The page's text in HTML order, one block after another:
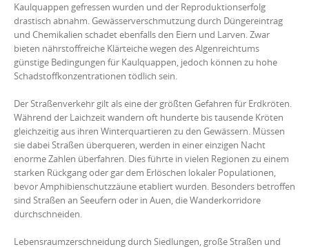
Kaulquappen gefressen wurden und der Reproduktionserfolg
drastisch abnahm. Gewässerverschmutzung durch Düngereintrag
und Chemikalien schadet ebenfalls den Eiern und Larven. Zwar
bieten nährstoffreiche Klärteiche wegen des Algenreichtums
günstige Bedingungen für Kaulquappen, jedoch können zu hohe
Schadstoffkonzentrationen tödlich sein.
Der Straßenverkehr gilt als eine der größten Gefahren für Erdkröten.
Während der Laichzeit wandern oft hunderte bis tausende Kröten
gleichzeitig aus ihren Winterquartieren zu den Gewässern. Müssen
sie dabei Straßen überqueren, werden in einer einzigen Nacht
enorme Zahlen überfahren. Dies führte in vielen Regionen zu einem
starken Rückgang oder gar dem Erlöschen lokaler Populationen,
bevor Amphibienschutzzäune etabliert wurden. Besonders betroffen
sind Straßen an Seeufern oder in Auen, die Wanderkorridore
durchschneiden.
Lebensraumzerschneidung durch Siedlungen, große Straßen und